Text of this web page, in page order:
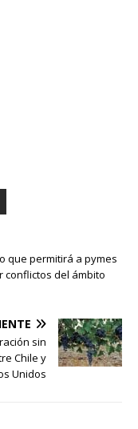
que permitirá a pymes
del ámbito
sin
Chile y
Unidos